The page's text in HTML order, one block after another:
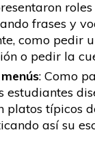
frases y
como pedir
o pedir la
: Como
estudiantes
platos típicos
así su